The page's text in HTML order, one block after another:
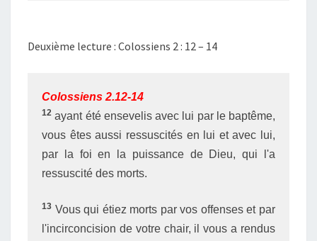
Deuxième lecture : Colossiens 2 : 12 – 14
Colossiens 2.12-14
12 ayant été ensevelis avec lui par le baptême,
vous êtes aussi ressuscités en lui et avec lui,
par la foi en la puissance de Dieu, qui l'a
ressuscité des morts.
13 Vous qui étiez morts par vos offenses et par
l'incirconcision de votre chair, il vous a rendus